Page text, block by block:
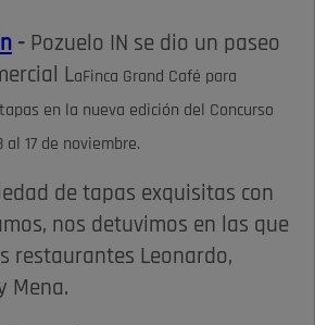
- Pozuelo IN se dio un paseo
LaFinca Grand Café para
en la nueva edición del Concurso
al 17 de noviembre.
de tapas exquisitas con
nos detuvimos en las que
restaurantes Leonardo,
Mena.